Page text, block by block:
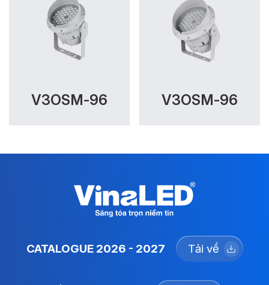
V3OSM-96 V3OSM-96
CATALOGUE 2026 - 2027 Tải về